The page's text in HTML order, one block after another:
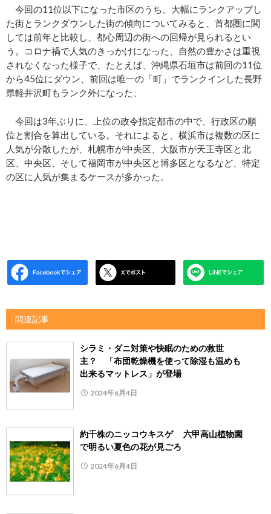
今回の11位以下になった市区のうち、大幅にランクアップし
た街とランクダウンした街の傾向についてみると、首都圏に関
しては前年と比較し、都心周辺の街への回帰が見られるとい
う。コロナ禍で人気のきっかけになった、自然の豊かさは重視
されなくなった様子で、たとえば、沖縄県石垣市は前回の11位
から45位にダウン、前回は唯一の「町」でランクインした長野
県軽井沢町もランク外になった、
今回は3年ぶりに、上位の政令指定都市の中で、行政区の順
位と割合を算出している。それによると、横浜市は複数の区に
人気が分散したが、札幌市が中央区、大阪市が天王寺区と北
区、中央区、そして福岡市が中央区と博多区となるなど、特定
の区に人気が集まるケースが多かった。
関連記事
シラミ・ダニ対策や快眠のための救世
主？ 「布団乾燥機を使って除湿も温めも
出来るマットレス」が登場
2024年6月4日
約千株のニッコウキスゲ 六甲高山植物園
で明るい夏色の花が見ごろ
2024年6月4日